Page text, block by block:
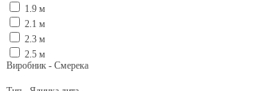
1.9 м
2.1 м
2.3 м
2.5 м
Виробник - Смерека